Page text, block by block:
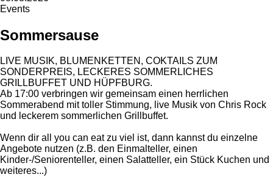
Events
Sommersause
LIVE MUSIK, BLUMENKETTEN, COKTAILS ZUM
SONDERPREIS, LECKERES SOMMERLICHES
GRILLBUFFET UND HÜPFBURG.
Ab 17:00 verbringen wir gemeinsam einen herrlichen
Sommerabend mit toller Stimmung, live Musik von Chris Rock
und leckerem sommerlichen Grillbuffet.
Wenn dir all you can eat zu viel ist, dann kannst du einzelne
Angebote nutzen (z.B. den Einmalteller, einen
Kinder-/Seniorenteller, einen Salatteller, ein Stück Kuchen und
weiteres...)